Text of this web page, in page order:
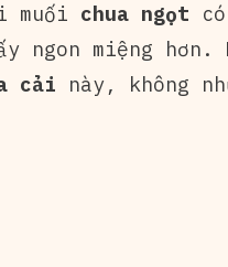
muối chua ngọt
miệng
cải này, không